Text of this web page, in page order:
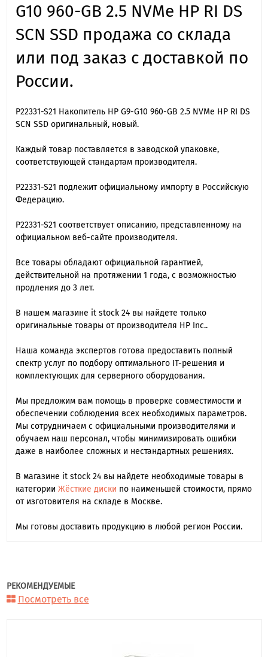
G10 960-GB 2.5 NVMe HP RI DS
SCN SSD продажа со склада
или под заказ с доставкой по
России.
P22331-S21 Накопитель HP G9-G10 960-GB 2.5 NVMe HP RI DS
SCN SSD оригинальный, новый.
Каждый товар поставляется в заводской упаковке,
соответствующей стандартам производителя.
P22331-S21 подлежит официальному импорту в Российскую
Федерацию.
P22331-S21 cоответствует описанию, представленному на
официальном веб-сайте производителя.
Все товары обладают официальной гарантией,
действительной на протяжении 1 года, с возможностью
продления до 3 лет.
В нашем магазине it stock 24 вы найдете только
оригинальные товары от производителя HP Inc..
Наша команда экспертов готова предоставить полный
спектр услуг по подбору оптимального IT-решения и
комплектующих для серверного оборудования.
Мы предложим вам помощь в проверке совместимости и
обеспечении соблюдения всех необходимых параметров.
Мы сотрудничаем с официальными производителями и
обучаем наш персонал, чтобы минимизировать ошибки
даже в наиболее сложных и нестандартных решениях.
В магазине it stock 24 вы найдете необходимые товары в
категории Жёсткие диски по наименьшей стоимости, прямо
от изготовителя на складе в Москве.
Мы готовы доставить продукцию в любой регион России.
РЕКОМЕНДУЕМЫЕ
Посмотреть все